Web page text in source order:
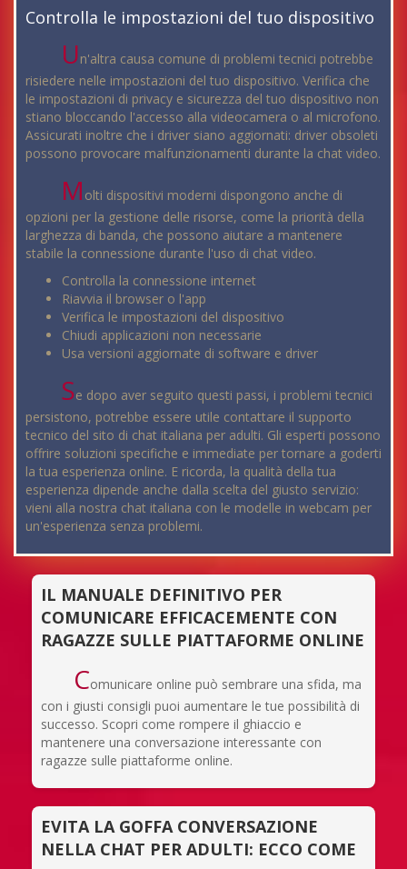
Controlla le impostazioni del tuo dispositivo
Un'altra causa comune di problemi tecnici potrebbe
risiedere nelle impostazioni del tuo dispositivo. Verifica che
le impostazioni di privacy e sicurezza del tuo dispositivo non
stiano bloccando l'accesso alla videocamera o al microfono.
Assicurati inoltre che i driver siano aggiornati: driver obsoleti
possono provocare malfunzionamenti durante la chat video.
M olti dispositivi moderni dispongono anche di
opzioni per la gestione delle risorse, come la priorità della
larghezza di banda, che possono aiutare a mantenere
stabile la connessione durante l'uso di chat video.
Controlla la connessione internet
Riavvia il browser o l'app
Verifica le impostazioni del dispositivo
Chiudi applicazioni non necessarie
Usa versioni aggiornate di software e driver
Se dopo aver seguito questi passi, i problemi tecnici
persistono, potrebbe essere utile contattare il supporto
tecnico del sito di chat italiana per adulti. Gli esperti possono
offrire soluzioni specifiche e immediate per tornare a goderti
la tua esperienza online. E ricorda, la qualità della tua
esperienza dipende anche dalla scelta del giusto servizio:
vieni alla nostra chat italiana con le modelle in webcam per
un'esperienza senza problemi.
IL MANUALE DEFINITIVO PER
COMUNICARE EFFICACEMENTE CON
RAGAZZE SULLE PIATTAFORME ONLINE
Comunicare online può sembrare una sfida, ma
con i giusti consigli puoi aumentare le tue possibilità di
successo. Scopri come rompere il ghiaccio e
mantenere una conversazione interessante con
ragazze sulle piattaforme online.
EVITA LA GOFFA CONVERSAZIONE
NELLA CHAT PER ADULTI: ECCO COME